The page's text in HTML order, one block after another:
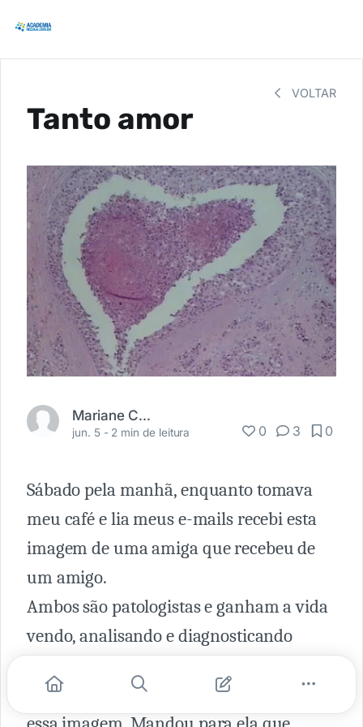
VOLTAR
Tanto amor
Mariane Corbetta
jun. 5 - 2 min de leitura 0 3 0
Sábado pela manhã, enquanto tomava
meu café e lia meus e-mails recebi esta
imagem de uma amiga que recebeu de
um amigo.
Ambos são patologistas e ganham a vida
vendo, analisando e diagnosticando
Nesta manhã, de presente, ele encontrou